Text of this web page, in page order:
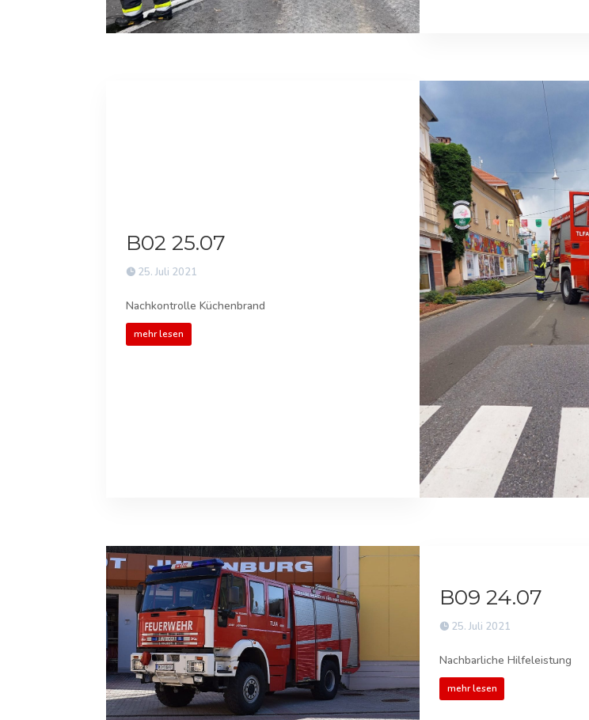
B02 25.07
25. Juli 2021
Nachkontrolle Küchenbrand
mehr lesen
B09 24.07
25. Juli 2021
Nachbarliche Hilfeleistung
mehr lesen